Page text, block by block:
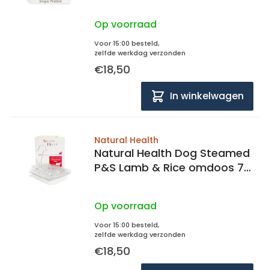
Op voorraad
Voor 15:00 besteld,
zelfde werkdag verzonden
€18,50
In winkelwagen
Natural Health
Natural Health Dog Steamed
P&S Lamb & Rice omdoos 7x
Op voorraad
Voor 15:00 besteld,
zelfde werkdag verzonden
€18,50